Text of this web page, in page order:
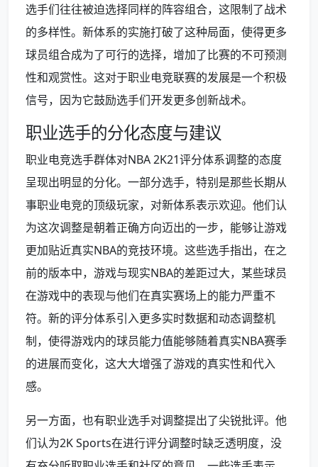
选手们往往被迫选择同样的阵容组合，这限制了战术
的多样性。新体系的实施打破了这种局面，使得更多
球员组合成为了可行的选择，增加了比赛的不可预测
性和观赏性。这对于职业电竞联赛的发展是一个积极
信号，因为它鼓励选手们开发更多创新战术。
职业选手的分化态度与建议
职业电竞选手群体对NBA 2K21评分体系调整的态度
呈现出明显的分化。一部分选手，特别是那些长期从
事职业电竞的顶级玩家，对新体系表示欢迎。他们认
为这次调整是朝着正确方向迈出的一步，能够让游戏
更加贴近真实NBA的竞技环境。这些选手指出，在之
前的版本中，游戏与现实NBA的差距过大，某些球员
在游戏中的表现与他们在真实赛场上的能力严重不
符。新的评分体系引入更多实时数据和动态调整机
制，使得游戏内的球员能力值能够随着真实NBA赛季
的进展而变化，这大大增强了游戏的真实性和代入
感。
另一方面，也有职业选手对调整提出了尖锐批评。他
们认为2K Sports在进行评分调整时缺乏透明度，没